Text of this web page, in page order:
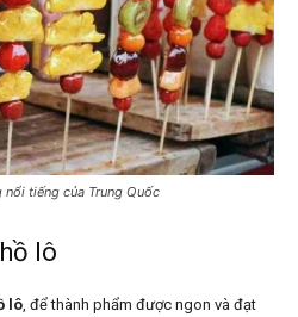
tiếng của Trung Quốc
lô
lô, để thành phẩm được ngon và đạt